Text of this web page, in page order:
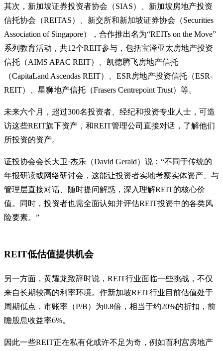
其次，新加坡证券投资者协会（SIAS）、新加坡房地产投资
信托协会（REITAS）、新交所和新加坡证券协会（Securities
Association of Singapore），合作推出名为“REITs on the Move”
系列教育活动，共12个REIT参与，包括宝泽亚太房地产投资
信托（AIMS APAC REIT）、凯德腾飞房地产信托
（CapitaLand Ascendas REIT）、ESR房地产投资信托（ESR-
REIT）、星狮地产信托（Frasers Centrepoint Trust）等。
未来六个月，超过300名投资者、经纪和投资专业人士，可造
访这些REIT旗下资产，和REIT管理公司直接对话，了解他们
所投资的资产。
证投协会会长大卫·杰乐（David Gerald）说：“不同于传统的
年报研读或网络研讨会，这能让投资者实地考察实体资产、与
管理层直接对话、随时提问解惑，深入理解REIT的核心价
值。同时，投资者也需全面认知并评估REIT投资中的各类风
险要素。”
REIT低估值提供机会
另一方面，黄耀龙致辞时说，REIT行业面临一些挑战，不仅
来自长期较高的利率环境。作新加坡REIT行业目前估值处于
周期低点，市账率（P/B）为0.8倍，相当于约20%的折扣，前
瞻股息收益率6%。
因此一些REIT正在私有化或许不足为奇，例如百利宫房地产